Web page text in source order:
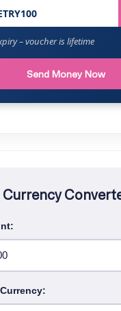
– voucher is lifetime
Send Money Now
Currency